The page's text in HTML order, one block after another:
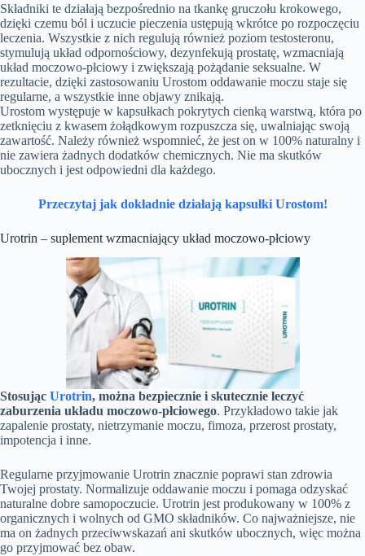
Składniki te działają bezpośrednio na tkankę gruczołu krokowego,
dzięki czemu ból i uczucie pieczenia ustępują wkrótce po rozpoczęciu
leczenia. Wszystkie z nich regulują również poziom testosteronu,
stymulują układ odpornościowy, dezynfekują prostatę, wzmacniają
układ moczowo-płciowy i zwiększają pożądanie seksualne. W
rezultacie, dzięki zastosowaniu Urostom oddawanie moczu staje się
regularne, a wszystkie inne objawy znikają.
Urostom występuje w kapsułkach pokrytych cienką warstwą, która po
zetknięciu z kwasem żołądkowym rozpuszcza się, uwalniając swoją
zawartość. Należy również wspomnieć, że jest on w 100% naturalny i
nie zawiera żadnych dodatków chemicznych. Nie ma skutków
ubocznych i jest odpowiedni dla każdego.
Przeczytaj jak dokładnie działają kapsułki Urostom!
Urotrin – suplement wzmacniający układ moczowo-płciowy
Stosując Urotrin, można bezpiecznie i skutecznie leczyć
zaburzenia układu moczowo-płciowego. Przykładowo takie jak
zapalenie prostaty, nietrzymanie moczu, fimoza, przerost prostaty,
impotencja i inne.
Regularne przyjmowanie Urotrin znacznie poprawi stan zdrowia
Twojej prostaty. Normalizuje oddawanie moczu i pomaga odzyskać
naturalne dobre samopoczucie. Urotrin jest produkowany w 100% z
organicznych i wolnych od GMO składników. Co najważniejsze, nie
ma on żadnych przeciwwskazań ani skutków ubocznych, więc można
go przyjmować bez obaw.